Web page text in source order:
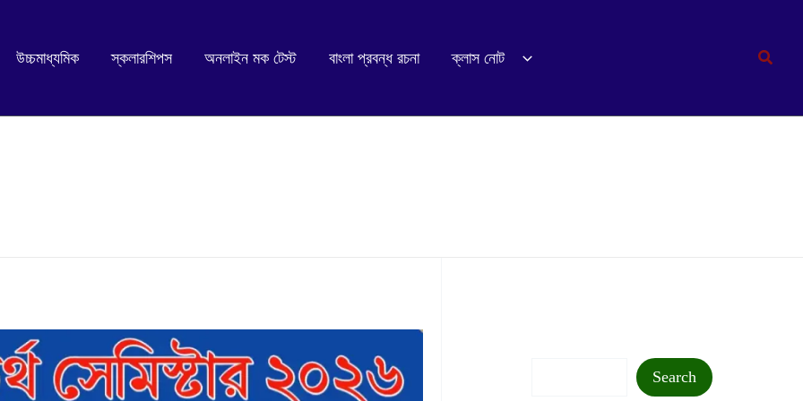
উচ্চমাধ্যমিক স্কলারশিপস অনলাইন মক টেস্ট বাংলা প্রবন্ধ রচনা ক্লাস নোট Search
Search